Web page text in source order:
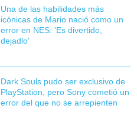
Una de las habilidades más
icónicas de Mario nació como un
error en NES: 'Es divertido,
dejadlo'
Dark Souls pudo ser exclusivo de
PlayStation, pero Sony cometió un
error del que no se arrepienten